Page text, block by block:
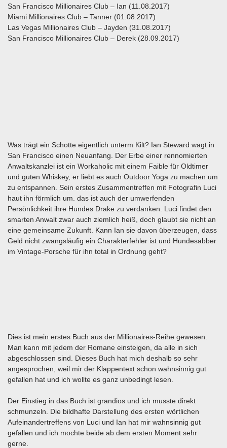
San Francisco Millionaires Club – Ian (11.08.2017)
Miami Millionaires Club – Tanner (01.08.2017)
Las Vegas Millionaires Club – Jayden (31.08.2017)
San Francisco Millionaires Club – Derek (28.09.2017)
Was trägt ein Schotte eigentlich unterm Kilt? Ian Steward wagt in
San Francisco einen Neuanfang. Der Erbe einer rennomierten
Anwaltskanzlei ist ein Workaholic mit einem Faible für Oldtimer
und guten Whiskey, er liebt es auch Outdoor Yoga zu machen um
zu entspannen. Sein erstes Zusammentreffen mit Fotografin Luci
haut ihn förmlich um. das ist auch der umwerfenden
Persönlichkeit ihre Hundes Drake zu verdanken. Luci findet den
smarten Anwalt zwar auch ziemlich heiß, doch glaubt sie nicht an
eine gemeinsame Zukunft. Kann Ian sie davon überzeugen, dass
Geld nicht zwangsläufig ein Charakterfehler ist und Hundesabber
im Vintage-Porsche für ihn total in Ordnung geht?
Dies ist mein erstes Buch aus der Millionaires-Reihe gewesen.
Man kann mit jedem der Romane einsteigen, da alle in sich
abgeschlossen sind. Dieses Buch hat mich deshalb so sehr
angesprochen, weil mir der Klappentext schon wahnsinnig gut
gefallen hat und ich wollte es ganz unbedingt lesen.
Der Einstieg in das Buch ist grandios und ich musste direkt
schmunzeln. Die bildhafte Darstellung des ersten wörtlichen
Aufeinandertreffens von Luci und Ian hat mir wahnsinnig gut
gefallen und ich mochte beide ab dem ersten Moment sehr
gerne.